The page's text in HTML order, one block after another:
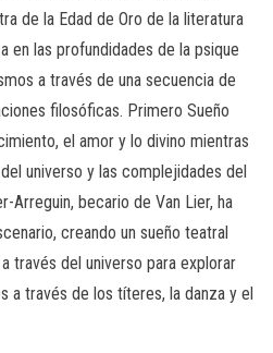
de la Edad de Oro de la literatura
en las profundidades de la psique
a través de una secuencia de
filosóficas. Primero Sueño
el amor y lo divino mientras
universo y las complejidades del
Arreguin, becario de Van Lier, ha
creando un sueño teatral
través del universo para explorar
a través de los títeres, la danza y el